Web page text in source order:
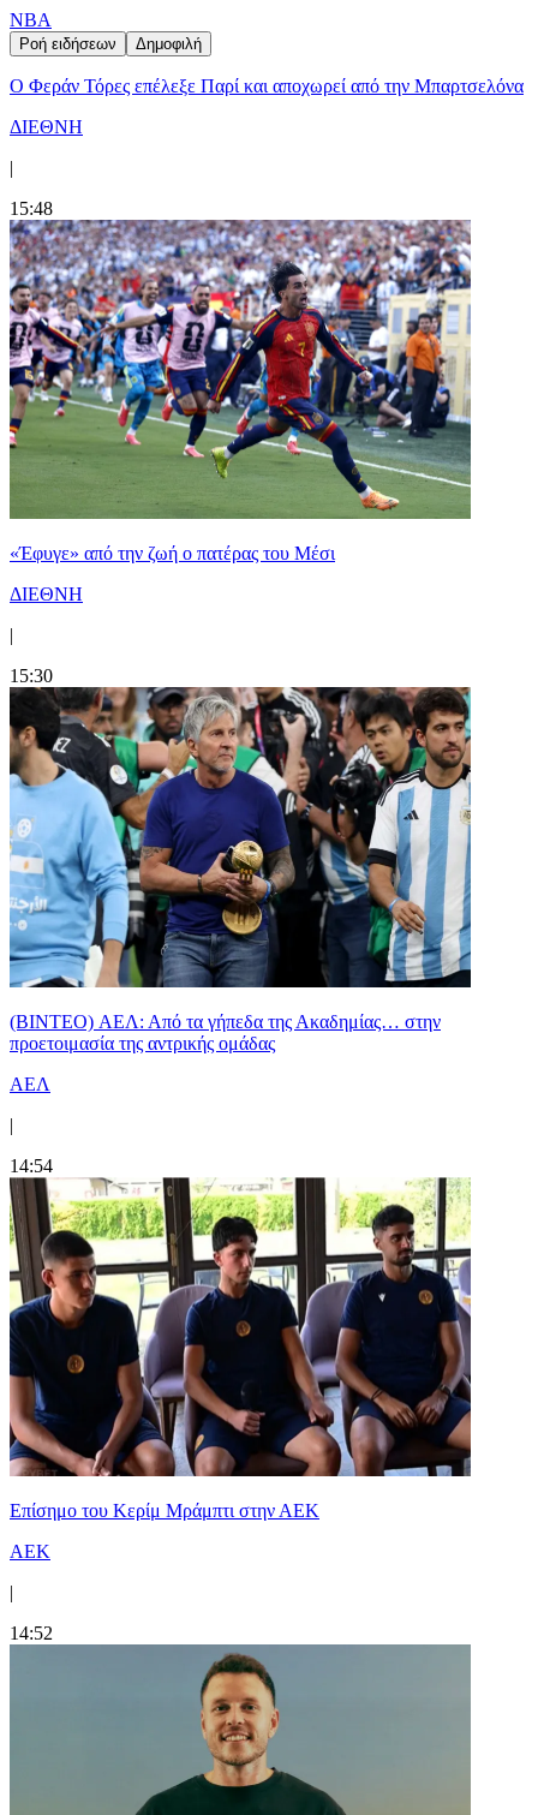
NBA
Ροή ειδήσεων Δημοφιλή
Ο Φεράν Τόρες επέλεξε Παρί και αποχωρεί από την Μπαρτσελόνα
ΔΙΕΘΝΗ
|
15:48
«Έφυγε» από την ζωή ο πατέρας του Μέσι
ΔΙΕΘΝΗ
|
15:30
(BINTEO) ΑΕΛ: Από τα γήπεδα της Ακαδημίας… στην
προετοιμασία της αντρικής ομάδας
ΑΕΛ
|
14:54
Επίσημο του Κερίμ Μράμπτι στην ΑΕK
ΑΕΚ
|
14:52